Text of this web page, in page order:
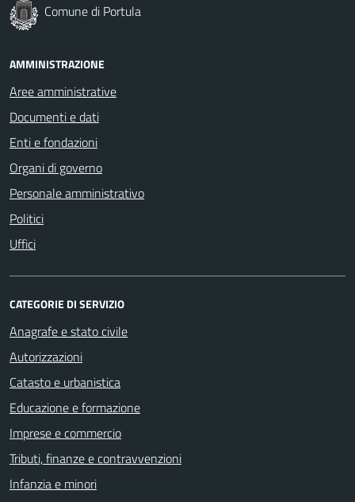
Comune di Portula
AMMINISTRAZIONE
Aree amministrative
Documenti e dati
Enti e fondazioni
Organi di governo
Personale amministrativo
Politici
Uffici
CATEGORIE DI SERVIZIO
Anagrafe e stato civile
Autorizzazioni
Catasto e urbanistica
Educazione e formazione
Imprese e commercio
Tributi, finanze e contravvenzioni
Infanzia e minori